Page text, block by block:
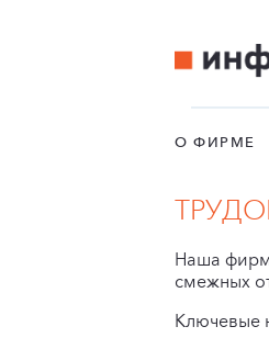
О ФИРМЕ
Наша
смежных
Ключевые